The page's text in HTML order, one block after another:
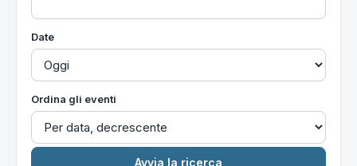
Date
Ordina gli eventi